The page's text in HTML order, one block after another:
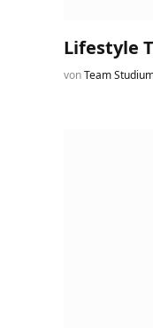
Lifestyle
vonTeam